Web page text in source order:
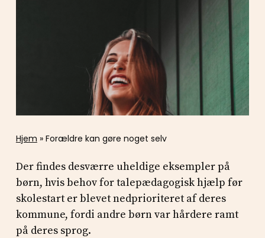
Hjem » Forældre kan gøre noget selv
Der findes desværre uheldige eksempler på
børn, hvis behov for talepædagogisk hjælp før
skolestart er blevet nedprioriteret af deres
kommune, fordi andre børn var hårdere ramt
på deres sprog.